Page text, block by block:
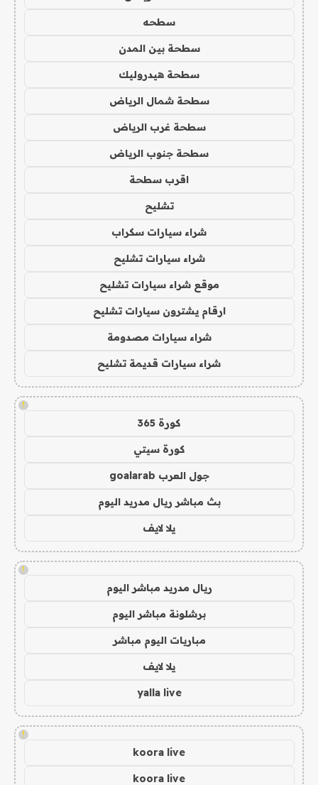
سطحه
سطحة بين المدن
سطحة هيدروليك
سطحة شمال الرياض
سطحة غرب الرياض
سطحة جنوب الرياض
اقرب سطحة
تشليح
شراء سيارات سكراب
شراء سيارات تشليح
موقع شراء سيارات تشليح
ارقام يشترون سيارات تشليح
شراء سيارات مصدومة
شراء سيارات قديمة تشليح
!
كورة 365
كورة سيتي
جول العرب goalarab
بث مباشر ريال مدريد اليوم
يلا لايف
!
ريال مدريد مباشر اليوم
برشلونة مباشر اليوم
مباريات اليوم مباشر
يلا لايف
yalla live
!
koora live
koora live